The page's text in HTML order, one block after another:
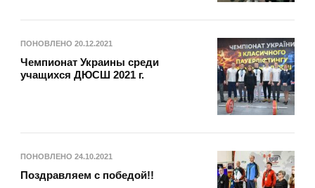
ПОНОВЛЕНО 20.12.2021
Чемпионат Украины среди
учащихся ДЮСШ 2021 г.
ПОНОВЛЕНО 24.10.2021
Поздравляем с победой!!